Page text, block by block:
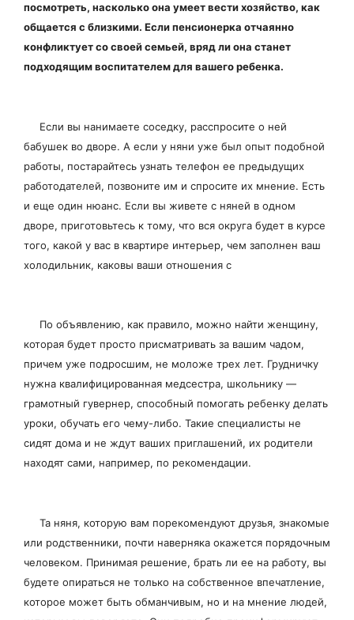
посмотреть, насколько она умеет вести хозяйство, как
общается с близкими. Если пенсионерка отчаянно
конфликтует со своей семьей, вряд ли она станет
подходящим воспитателем для вашего ребенка.
Если вы нанимаете соседку, расспросите о ней
бабушек во дворе. А если у няни уже был опыт подобной
работы, постарайтесь узнать телефон ее предыдущих
работодателей, позвоните им и спросите их мнение. Есть
и еще один нюанс. Если вы живете с няней в одном
дворе, приготовьтесь к тому, что вся округа будет в курсе
того, какой у вас в квартире интерьер, чем заполнен ваш
холодильник, каковы ваши отношения с
По объявлению, как правило, можно найти женщину,
которая будет просто присматривать за вашим чадом,
причем уже подросшим, не моложе трех лет. Грудничку
нужна квалифицированная медсестра, школьнику —
грамотный гувернер, способный помогать ребенку делать
уроки, обучать его чему-либо. Такие специалисты не
сидят дома и не ждут ваших приглашений, их родители
находят сами, например, по рекомендации.
Та няня, которую вам порекомендуют друзья, знакомые
или родственники, почти наверняка окажется порядочным
человеком. Принимая решение, брать ли ее на работу, вы
будете опираться не только на собственное впечатление,
которое может быть обманчивым, но и на мнение людей,